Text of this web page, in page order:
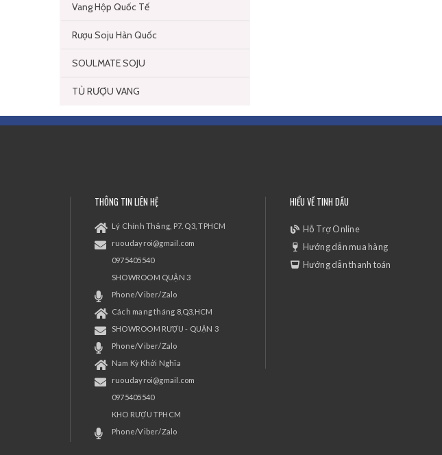
Vang Hộp Quốc Tế
Rượu Soju Hàn Quốc
SOULMATE SOJU
TỦ RƯỢU VANG
THÔNG TIN LIÊN HỆ
Lý Chính Thắng, P7. Q3, TPHCM
ruoudayroi@gmail.com
0975405540
SHOWROOM QUẬN 3
Phone/Viber/Zalo
Cách mang tháng 8,Q3,HCM
SHOWROOM RƯỢU - QUẬN 3
Phone/Viber/Zalo
Nam Kỳ Khởi Nghĩa
ruoudayroi@gmail.com
0975405540
KHO RƯỢU TPHCM
Phone/Viber/Zalo
HIỂU VỀ TINH DẦU
Hỗ Trợ Online
Hướng dẫn mua hàng
Hướng dẫn thanh toán